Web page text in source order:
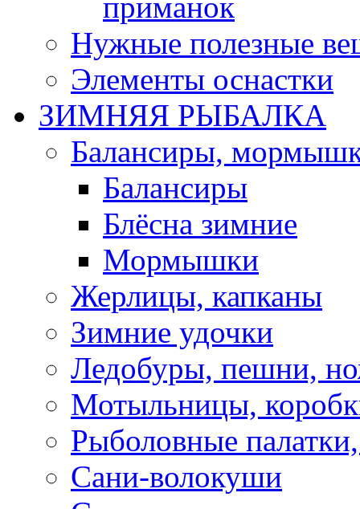
приманок
Нужные полезные
Элементы оснастки
ЗИМНЯЯ РЫБАЛКА
Балансиры,
Балансиры
Блёсна зимние
Мормышки
Жерлицы, капканы
Зимние удочки
Ледобуры, пешни,
Мотыльницы,
Рыболовные
Сани-волокуши